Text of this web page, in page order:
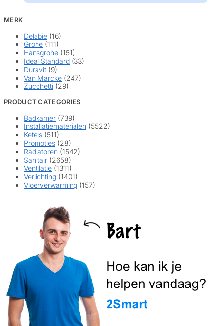
MERK
Delabie (16)
Grohe (111)
Hansgrohe (151)
Ideal Standard (33)
Duravit (9)
Van Marcke (247)
Zucchetti (29)
PRODUCT CATEGORIES
Badkamer (739)
Installatiematerialen (5522)
Ketels (511)
Promoties (28)
Radiatoren (1542)
Sanitair (2658)
Ventilatie (1311)
Verlichting (1401)
Vloerverwarming (157)